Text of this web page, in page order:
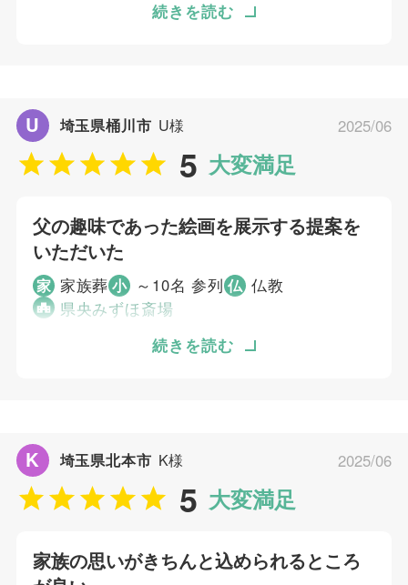
事前相談
お迎え対応
打ち合わせの対応
ご葬儀担当者
川口 貴菜
若くして亡くなったので、華やかに送り出して
囲まれながら送り出してあげることができまし
た。姉らしい式にしてもらえました。 本来の
葬儀という形にとらわれることなく、故人と家
族のことを考えてくれて、最善の提案をしてく
個別評価
お問い合わせ対応
事前相談
ご葬儀担当者
大淵 駿介
続きを読む
5 大変満足
U 埼玉県桶川市 U様 2025/06
父の趣味であった絵画を展示する提案を
いただいた
家 家族葬小 ～10名 参列 仏 仏教
県央みずほ斎場
本葬を父の故郷で行う予定だったので、小さく
なりましたが、基本的には満足しています。
父の趣味であった絵画を展示する提案をいただ
いたので、ありがたかったです。 遺影の背景
やパネルを使った展示など、故人それぞれに合
びすさんをおすすめします。
続きを読む
5 大変満足
K 埼玉県北本市 K様 2025/06
家族の思いがきちんと込められるところ